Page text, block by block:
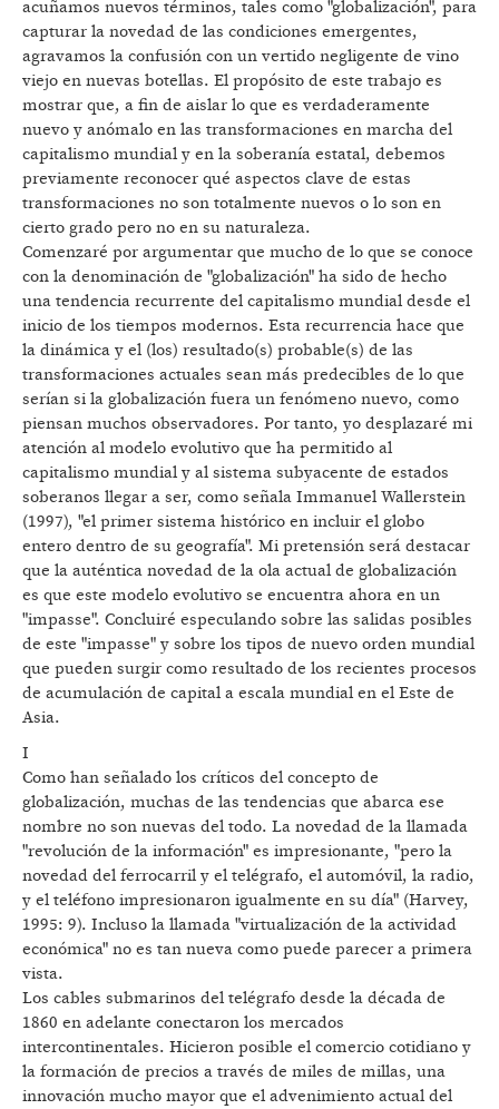
acuñamos nuevos términos, tales como "globalización", para
capturar la novedad de las condiciones emergentes,
agravamos la confusión con un vertido negligente de vino
viejo en nuevas botellas. El propósito de este trabajo es
mostrar que, a fin de aislar lo que es verdaderamente
nuevo y anómalo en las transformaciones en marcha del
capitalismo mundial y en la soberanía estatal, debemos
previamente reconocer qué aspectos clave de estas
transformaciones no son totalmente nuevos o lo son en
cierto grado pero no en su naturaleza.
Comenzaré por argumentar que mucho de lo que se conoce
con la denominación de "globalización" ha sido de hecho
una tendencia recurrente del capitalismo mundial desde el
inicio de los tiempos modernos. Esta recurrencia hace que
la dinámica y el (los) resultado(s) probable(s) de las
transformaciones actuales sean más predecibles de lo que
serían si la globalización fuera un fenómeno nuevo, como
piensan muchos observadores. Por tanto, yo desplazaré mi
atención al modelo evolutivo que ha permitido al
capitalismo mundial y al sistema subyacente de estados
soberanos llegar a ser, como señala Immanuel Wallerstein
(1997), "el primer sistema histórico en incluir el globo
entero dentro de su geografía". Mi pretensión será destacar
que la auténtica novedad de la ola actual de globalización
es que este modelo evolutivo se encuentra ahora en un
"impasse". Concluiré especulando sobre las salidas posibles
de este "impasse" y sobre los tipos de nuevo orden mundial
que pueden surgir como resultado de los recientes procesos
de acumulación de capital a escala mundial en el Este de
Asia.
I
Como han señalado los críticos del concepto de
globalización, muchas de las tendencias que abarca ese
nombre no son nuevas del todo. La novedad de la llamada
"revolución de la información" es impresionante, "pero la
novedad del ferrocarril y el telégrafo, el automóvil, la radio,
y el teléfono impresionaron igualmente en su día" (Harvey,
1995: 9). Incluso la llamada "virtualización de la actividad
económica" no es tan nueva como puede parecer a primera
vista.
Los cables submarinos del telégrafo desde la década de
1860 en adelante conectaron los mercados
intercontinentales. Hicieron posible el comercio cotidiano y
la formación de precios a través de miles de millas, una
innovación mucho mayor que el advenimiento actual del